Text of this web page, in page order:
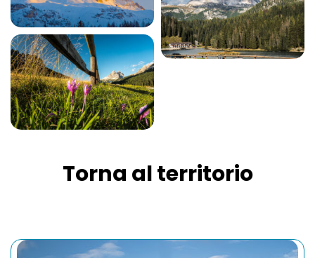
Torna al territorio